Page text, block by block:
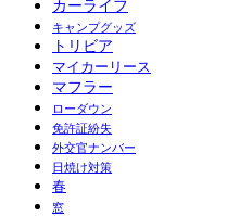
カーライフ
キャンプグッズ
トリビア
マイカーリース
マフラー
ローダウン
免許証紛失
外交官ナンバー
日焼け対策
春
窓